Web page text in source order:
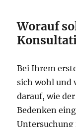
Worauf
Bei Ihrem
sich wohl und
darauf, wie
Bedenken
Untersuchung